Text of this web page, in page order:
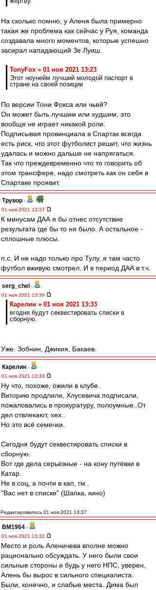
На сколько помню, у Аленя была примерно
такая же проблема как сейчас у Руя, команда
создавала много моментов, которые успешно
засирал нападающий Зе Луиш.
TonyFox » 01 ноя 2021 13:23
Этот ноунейм лучший молодой паспорт в
стране на своей позиции
По версии Тони Фокса или чьей?
Он может быть лучшим или худшим, это
вообще не играет никакой роли.
Подписывая провинциала в Спартак всегда
есть риск, что этот футболист решит, что жизнь
удалась и можно дальше не напрягаться.
Так что преждевременно что то говорить об
этом трансфере, надо смотреть как он себя в
Спартаке проявит.
Трувор -
01 ноя 2021 13:37
К минусам ДАА я бы отнес отсутствие
результата где бы то ни было. А остальное -
сплошные плюсы.
п.с. И не надо только про Тулу, я там часто
футбол вживую смотрел. И в период ДАА в т.ч.
serg_chel -
01 ноя 2021 13:36
Карелин » 01 ноя 2021 13:33
егодня будут секвестировать списки в
сборную.
Уже. Зобнин, Джикия, Бакаев.
Карелин -
01 ноя 2021 13:33
Ну что, похоже, ожили в клубе.
Виторию продлили, Хлусевича подписали,
пожаловались в прокуратуру, полоумные..От
дел отвлекают, хех..
Но это всё семечки.
Сегодня будут секвестировать списки в
сборную.
Вот где дела серьёзные - на кону путёвки в
Катар.
Не в соц, а почти в кап, гм..
"Вас нет в списке" (Шапка, кино)
Редактировалось 01 ноя 2021 13:37
BM1964 -
01 ноя 2021 13:32
Место и роль Аленичева вполне можно
рационально обсуждать. У него были свои
сильные стороны и будь у него НПС, уверен,
Алень бы вырос в сильного специалиста.
Были, конечно, и слабые места. Дима был